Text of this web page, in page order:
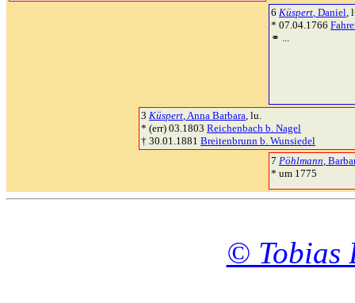
6 Küspert, Daniel,
* 07.04.1766
⚭ ...
3 Küspert, Anna Barbara, lu.
* (err) 03.1803 Reichenbach b. Nagel
† 30.01.1881 Breitenbrunn b. Wunsiedel
7 Pöhlmann,
* um 1775
© Tobias